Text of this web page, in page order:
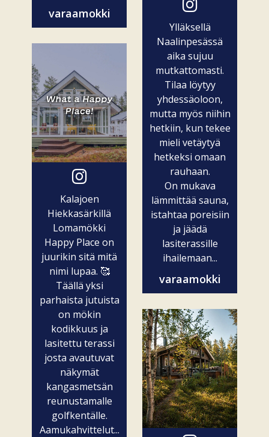
varaamokki
Kalajoen
Hiekkasärkillä
Lomamökki
Happy Place on
juurikin sitä mitä
nimi lupaa. 🥰
Täällä yksi
parhaista jutuista
on mökin
kodikkuus ja
lasitettu terassi
josta avautuvat
näkymät
kangasmetsän
reunustamalle
golfkentälle.
Aamukahvittelut...
Ylläksellä
Naalinpesässä
aika sujuu
mutkattomasti.
Tilaa löytyy
yhdessäoloon,
mutta myös niihin
hetkiin, kun tekee
mieli vetäytyä
hetkeksi omaan
rauhaan.
On mukava
lämmittää sauna,
istahtaa poreisiin
ja jäädä
lasiterassille
ihailemaan...
varaamokki